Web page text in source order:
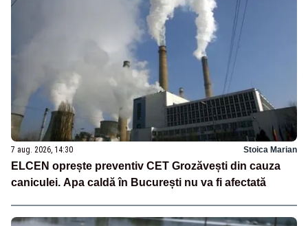
7 aug. 2026, 14:30 Stoica Marian
ELCEN oprește preventiv CET Grozăvești din cauza
caniculei. Apa caldă în București nu va fi afectată